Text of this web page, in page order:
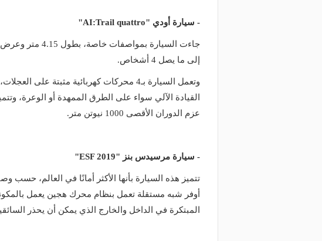
- سيارة أودي "AI:Trail quattro"
إلى ما يصل 4 أشخاص.
وتعمل السيارة بـ4 محركات كهربائية مثبتة
عزم الدوران الأقصى 1000 نيوتن متر.
- سيارة مرسيدس بنز "ESF 2019"
تتميز هذه السيارة بأنها الأكثر أمانًا في العالم،
أوفر شبه مستقلة تعمل بنظام محرك هجين يعمل
المبتكرة في الداخل والخارج الذي يمكن أن يحذر